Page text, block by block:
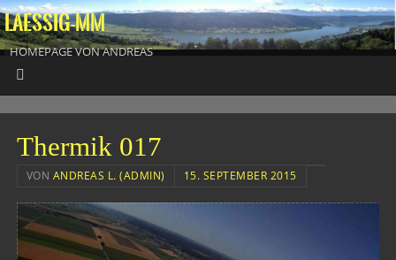
LAESSIG-MM
HOMEPAGE VON ANDREAS
Thermik 017
VON ANDREAS L. (ADMIN) 15. SEPTEMBER 2015